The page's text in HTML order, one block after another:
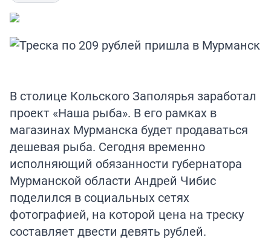
В столице Кольского Заполярья заработал
проект «Наша рыба». В его рамках в
магазинах Мурманска будет продаваться
дешевая рыба. Сегодня временно
исполняющий обязанности губернатора
Мурманской области Андрей Чибис
поделился в социальных сетях
фотографией, на которой цена на треску
составляет двести девять рублей.